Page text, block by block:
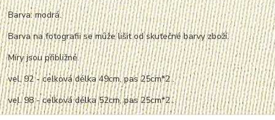
Barva: modrá.
Barva na fotografii se může lišit od skutečné barvy zboží.
Míry jsou přibližné.
vel. 92 - celková délka 49cm, pas 25cm*2 .
vel. 98 - celková délka 52cm, pas 25cm*2 .